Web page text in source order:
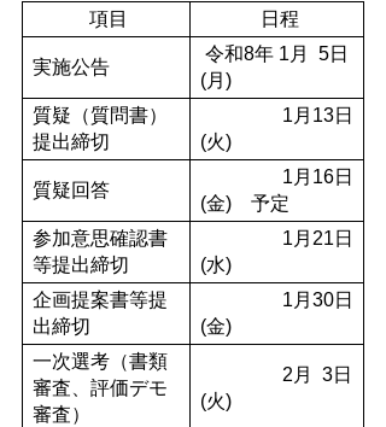
項目 日程
実施公告
令和8年 1月 5日
(月)
質疑（質問書）
提出締切
1月13日
(火)
質疑回答
1月16日
(金) 予定
参加意思確認書
等提出締切
1月21日
(水)
企画提案書等提
出締切
1月30日
(金)
一次選考（書類
審査、評価デモ
審査）
2月 3日
(火)